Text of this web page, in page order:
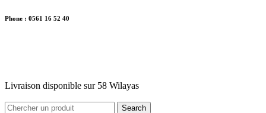
Phone : 0561 16 52 40
Livraison disponible sur 58 Wilayas
Search